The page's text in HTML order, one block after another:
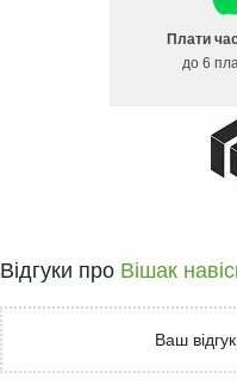
Плати
до 6
Відгуки про Вішак
Ваш